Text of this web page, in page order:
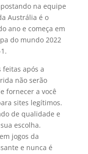
na equipe
Austrália é o
ano e começa em
do mundo 2022
feitas após a
não serão
fornecer a você
sites legítimos.
de qualidade e
escolha.
jogos da
e nunca é